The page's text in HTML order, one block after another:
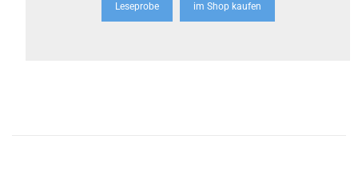
Leseprobe im Shop kaufen